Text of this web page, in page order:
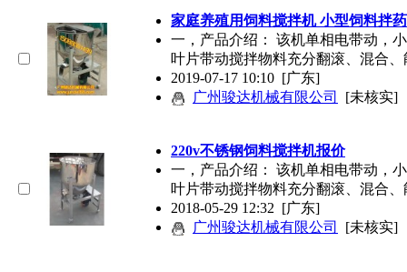
家庭养殖用饲料搅拌机 小型饲料拌
一，产品介绍： 该机单相电带动，
叶片带动搅拌物料充分翻滚、混合、
2019-07-17 10:10 [广东]
广州骏达机械有限公司
[未核实]
220v不锈钢饲料搅拌机报价
一，产品介绍： 该机单相电带动，
叶片带动搅拌物料充分翻滚、混合、
2018-05-29 12:32 [广东]
广州骏达机械有限公司
[未核实]